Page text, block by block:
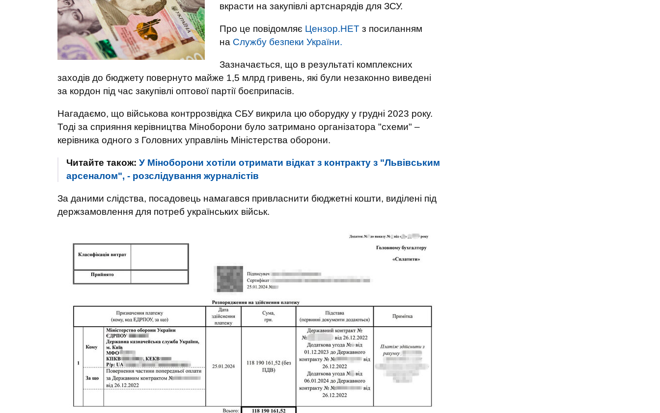
вкрасти на закупівлі артснарядів для ЗСУ.
Про це повідомляє Цензор.НЕТ з посиланням
на Службу безпеки України.
Зазначається, що в результаті комплексних
заходів до бюджету повернуто майже 1,5 млрд гривень, які були незаконно виведені
за кордон під час закупівлі оптової партії боєприпасів.
Нагадаємо, що військова контррозвідка СБУ викрила цю оборудку у грудні 2023 року.
Тоді за сприяння керівництва Міноборони було затримано організатора "схеми" –
керівника одного з Головних управлінь Міністерства оборони.
Читайте також: У Міноборони хотіли отримати відкат з контракту з "Львівським
арсеналом", - розслідування журналістів
За даними слідства, посадовець намагався привласнити бюджетні кошти, виділені під
держзамовлення для потреб українських військ.